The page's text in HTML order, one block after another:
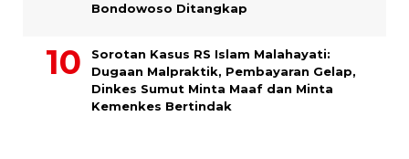
Bondowoso Ditangkap
Sorotan Kasus RS Islam Malahayati:
Dugaan Malpraktik, Pembayaran Gelap,
Dinkes Sumut Minta Maaf dan Minta
Kemenkes Bertindak